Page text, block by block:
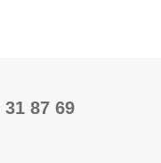
31 87 69